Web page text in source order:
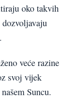
oko takvih
veće razine
svoj vijek
Suncu.